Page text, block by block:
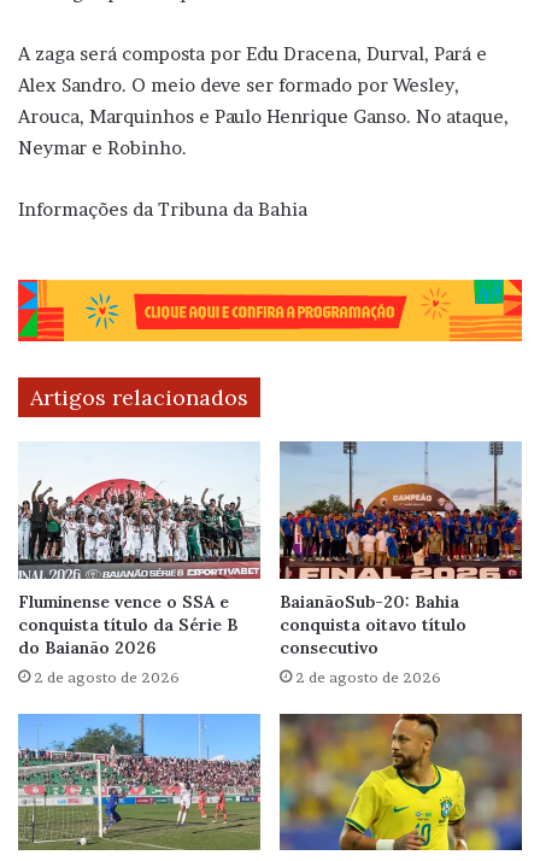
A zaga será composta por Edu Dracena, Durval, Pará e
Alex Sandro. O meio deve ser formado por Wesley,
Arouca, Marquinhos e Paulo Henrique Ganso. No ataque,
Neymar e Robinho.
Informações da Tribuna da Bahia
Artigos relacionados
Fluminense vence o SSA e
conquista título da Série B
do Baianão 2026
2 de agosto de 2026
BaianãoSub-20: Bahia
conquista oitavo título
consecutivo
2 de agosto de 2026